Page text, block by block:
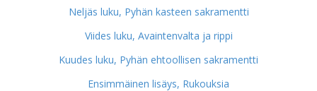
Neljäs luku, Pyhän kasteen sakramentti
Viides luku, Avaintenvalta ja rippi
Kuudes luku, Pyhän ehtoollisen sakramentti
Ensimmäinen lisäys, Rukouksia